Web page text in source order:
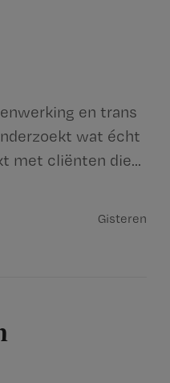
en trans
wat écht
met cliënten die...
Gisteren